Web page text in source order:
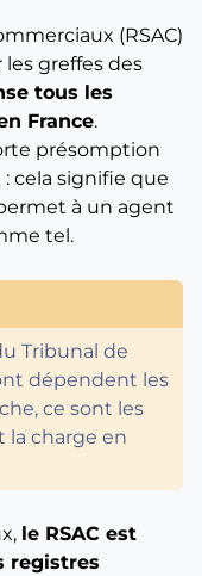
(RSAC)
greffes des
tous les
France.
présomption
cela signifie que
à un agent
tel.
Tribunal de
dépendent les
ce sont les
la charge en
le RSAC est
registres